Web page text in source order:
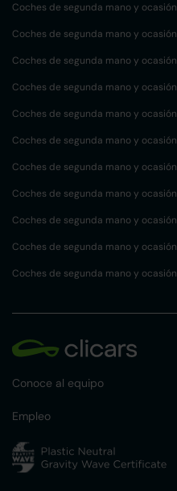
Coches de segunda mano y ocasión
Coches de segunda mano y ocasión
Coches de segunda mano y ocasión
Coches de segunda mano y ocasión
Coches de segunda mano y ocasión
Coches de segunda mano y ocasión
Coches de segunda mano y ocasión
Coches de segunda mano y ocasión
Coches de segunda mano y ocasión
Coches de segunda mano y ocasión
Coches de segunda mano y ocasión
Conoce al equipo
Empleo